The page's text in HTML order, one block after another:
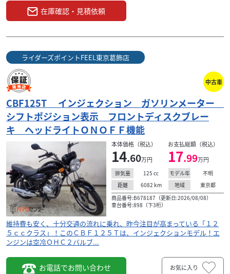
ズーマー ビームスマフラー キャブ車 ２眼ライ
ト 極太...
本体価格: 18
ビームスマフラー装着のキャブ車です！前後ホイール・フ
ロントフォーク他車流用カスタム！ステップ・タンク・
シートカスタム！買取に力を入れている当店だからできる...
在庫確認・見積依頼
ライダーズポイントFEEL東京葛飾店
中古車
CBF125T インジェクション ガソリンメーター
シフトポジション表示 フロントディスクブレー
キ ヘッドライトＯＮＯＦＦ機能
本体価格（税込）
14.60万円
お支払総額（税込）
17.99万円
排気量 125 cc モデル年
不明
距離
6082 km 地域
東京都
商品番号:B678187（更新日:2026/08/08）
車台番号:898（下3桁）
維持費も安く、十分交通の流れに乗れ、昨今注目が高まっている「１２
５ｃｃクラス」！このＣＢＦ１２５Ｔは、インジェクションモデル！エ
ンジンは空冷ＯＨＣ２バルブ...
お電話でお問い合わせ お気に入り